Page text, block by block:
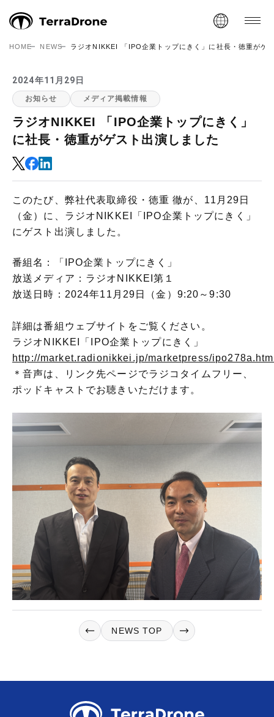
HOME NEWS ラジオNIKKEI 「IPO企業トップにきく」に社長・徳重がゲ
2024年11月29日
お知らせ メディア掲載情報
ラジオNIKKEI 「IPO企業トップにきく」
に社長・徳重がゲスト出演しました
このたび、弊社代表取締役・徳重 徹が、11月29日
（金）に、ラジオNIKKEI「IPO企業トップにきく」
にゲスト出演しました。
番組名：「IPO企業トップにきく」
放送メディア：ラジオNIKKEI第１
放送日時：2024年11月29日（金）9:20～9:30
詳細は番組ウェブサイトをご覧ください。
ラジオNIKKEI「IPO企業トップにきく」
http://market.radionikkei.jp/marketpress/
＊音声は、リンク先ページでラジコタイムフリー、
ポッドキャストでお聴きいただけます。
NEWS TOP